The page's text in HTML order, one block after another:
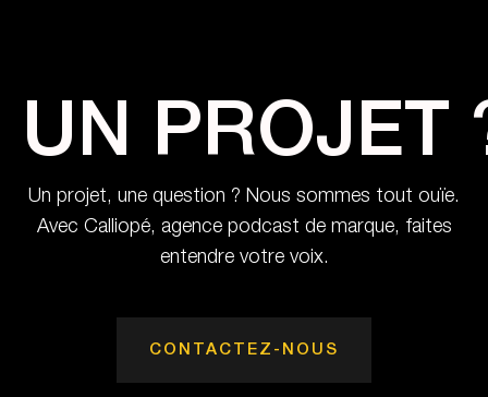
UN PROJET
Un projet, une question ? Nous sommes tout ouïe.
Avec Calliopé, agence podcast de marque, faites
entendre votre voix.
CONTACTEZ-NOUS